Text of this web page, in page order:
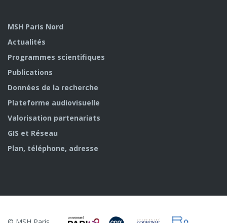
MSH Paris Nord
Actualités
Programmes scientifiques
Publications
Données de la recherche
Plateforme audiovisuelle
Valorisation partenariats
GIS et Réseau
Plan, téléphone, adresse